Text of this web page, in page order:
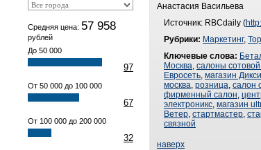
Средняя цена: 57 958
рублей
До 50 000
97
От 50 000 до 100 000
67
От 100 000 до 200 000
32
Анастасия Васильева
Источник: RBCdaily (
Рубрики: Маркетинг,
Ключевые слова:
Москва, салоны сотовой
Евросеть, магазин
москва, розница, салон
фирменный салон,
электроникс, магазин
Ветер, стартмастер,
связной
наверх